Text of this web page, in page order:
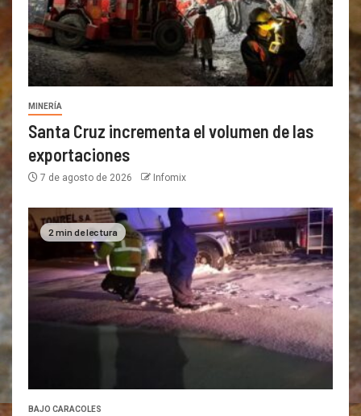
MINERÍA
Santa Cruz incrementa el volumen de las
exportaciones
7 de agosto de 2026 Infomix
2 min de lectura
BAJO CARACOLES